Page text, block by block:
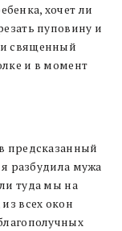
хочет ли
пуповину и
священный
и в момент
предсказанный
разбудила мужа
туда мы на
всех окон